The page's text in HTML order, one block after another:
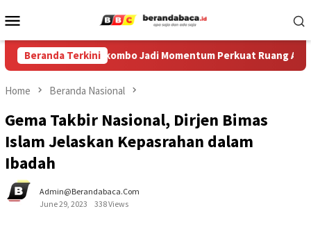
to
Menu
Beranda Terkini
ke-XIV di Ledokombo Jadi Momentum Perkuat Ruang Aman
Home Beranda Nasional
Gema Takbir Nasional, Dirjen Bimas
Islam Jelaskan Kepasrahan dalam
Ibadah
Admin@berandabaca.com
June 29, 2023
338 Views